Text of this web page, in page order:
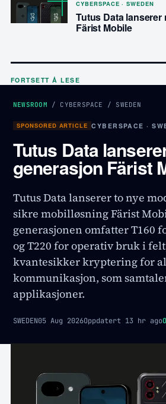
CYBERSPACE · SWEDEN
Tutus Data
Färist Mobile
FORTSETT Å LESE
NEWSROOM / CYBERSPACE / SWEDEN
SPONSORED ARTICLE CYBERSPACE ·
Tutus Data
generasjon Färist
Tutus Data lanserer to nye
sikre mobilløsning Färist
generasjonen omfatter T160
og T220 for operativ bruk i
kvantesikker kryptering for
kommunikasjon, som
applikasjoner.
SWEDEN05 Aug 2026Oppdatert 13 hr ago